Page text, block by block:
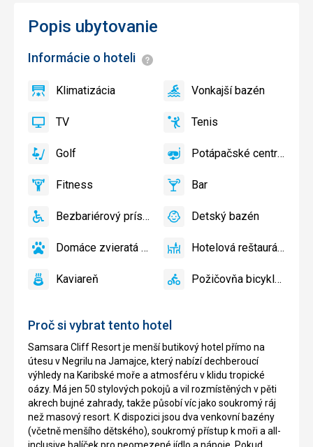
Proč si vybrat tento hotel
Samsara Cliff Resort je menší butikový hotel přímo na
útesu v Negrilu na Jamajce, který nabízí dechberoucí
výhledy na Karibské moře a atmosféru v klidu tropické
oázy. Má jen 50 stylových pokojů a vil rozmístěných v pěti
akrech bujné zahrady, takže působí víc jako soukromý ráj
než masový resort. K dispozici jsou dva venkovní bazény
(včetně menšího dětského), soukromý přístup k moři a all-
Popis ubytovanie
Informácie o hoteli Informácie
Klimatizácia
Klimatizácia
áno
VonkajšíVonkajší bazén
áno
TV TV
áno TenisTenis
áno
Golf Golf
áno
Potápačské
Potápačské centrum
áno
FitnessFitness
áno Bar Bar
áno
Bezbariérový
Bezbariérový prístup
áno
DetskýDetský bazén
áno
Domáce
povolené
Domáce zvieratá povolené
áno
Hotelová
Hotelová reštaurácia
áno
KaviareňKaviareň
áno
Požičovňa
Požičovňa bicyklov
áno